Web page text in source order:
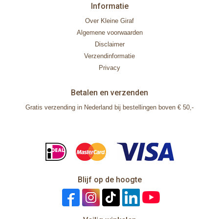
Informatie
Over Kleine Giraf
Algemene voorwaarden
Disclaimer
Verzendinformatie
Privacy
Betalen en verzenden
Gratis verzending in Nederland bij bestellingen boven € 50,-
Blijf op de hoogte